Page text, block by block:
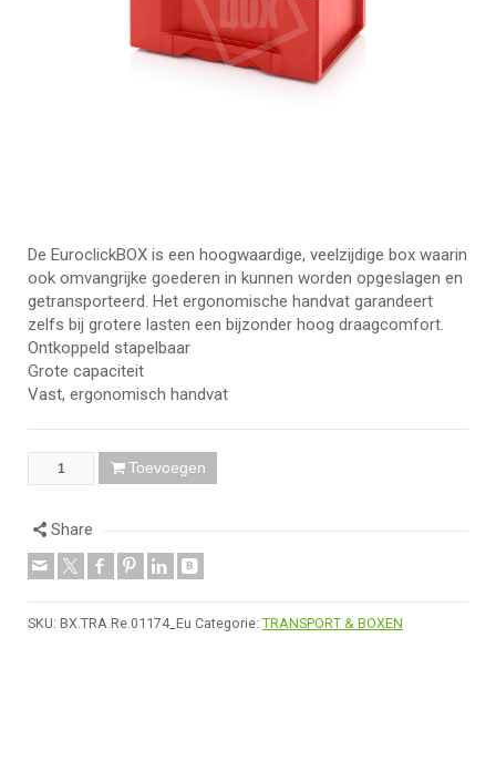
De EuroclickBOX is een hoogwaardige, veelzijdige box waarin
ook omvangrijke goederen in kunnen worden opgeslagen en
getransporteerd. Het ergonomische handvat garandeert
zelfs bij grotere lasten een bijzonder hoog draagcomfort.
Ontkoppeld stapelbaar
Grote capaciteit
Vast, ergonomisch handvat
Toevoegen
Share
SKU: BX.TRA.Re.01174_Eu Categorie: TRANSPORT & BOXEN